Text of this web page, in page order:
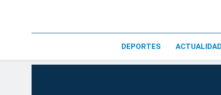
DEPORTES